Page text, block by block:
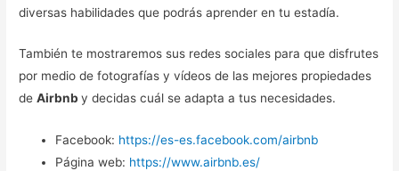
diversas habilidades que podrás aprender en tu estadía.
También te mostraremos sus redes sociales para que disfrutes
por medio de fotografías y vídeos de las mejores propiedades
deAirbnby decidas cuál se adapta a tus necesidades.
Facebook: https://es-es.facebook.com/airbnb
Página web: https://www.airbnb.es/